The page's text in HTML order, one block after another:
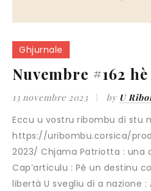
Ghjurnale
Nuvembre #162
13 novembre 2023 by U
Eccu u vostru ribombu di stu
https://uribombu.corsica/
2023/ Chjama Patriotta : una
Cap’articulu : Pè un destinu
libertà U svegliu di a nazione